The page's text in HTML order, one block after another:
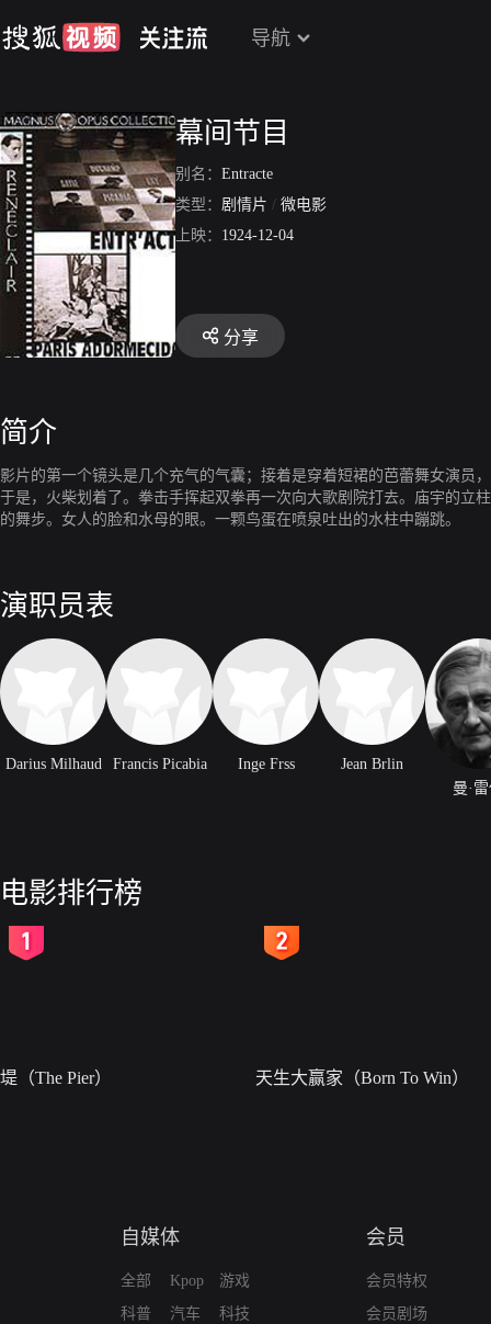
导航
幕间节目
别名： Entracte
类型： 剧情片 / 微电影
上映： 1924-12-04
分享
简介
影片的第一个镜头是几个充气的气囊；接着是穿着短裙的芭蕾舞女演员
于是，火柴划着了。拳击手挥起双拳再一次向大歌剧院打去。庙宇的立
的舞步。女人的脸和水母的眼。一颗鸟蛋在喷泉吐出的水柱中蹦跳。
演职员表
Darius Milhaud Francis Picabia Inge Frss
Jean Brlin
曼·
电影排行榜
堤（The Pier） 天生大赢家（Born To Win）
自媒体
全部
科普
Kpop
汽车
游戏
科技
会员
会员特权
会员剧场